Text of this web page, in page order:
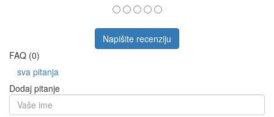
Napišite recenziju
FAQ (0)
sva pitanja
Dodaj pitanje